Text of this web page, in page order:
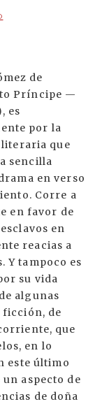
de
Príncipe —
es
por la
literaria que
sencilla
en verso
Corre a
en favor de
en
reacias a
Y tampoco es
su vida
algunas
ficción, de
que
en lo
este último
aspecto de
de doña